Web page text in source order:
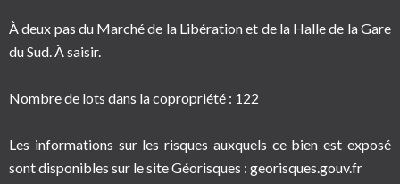
À deux pas du Marché de la Libération et de la Halle de la Gare
du Sud. À saisir.
Nombre de lots dans la copropriété : 122
Les informations sur les risques auxquels ce bien est exposé
sont disponibles sur le site Géorisques : georisques.gouv.fr